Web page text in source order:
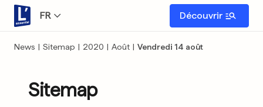
FR Découvrir
News | Sitemap | 2020 | Août | Vendredi 14 août
Sitemap